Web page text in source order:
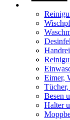
Eimer,
Besen
Halter